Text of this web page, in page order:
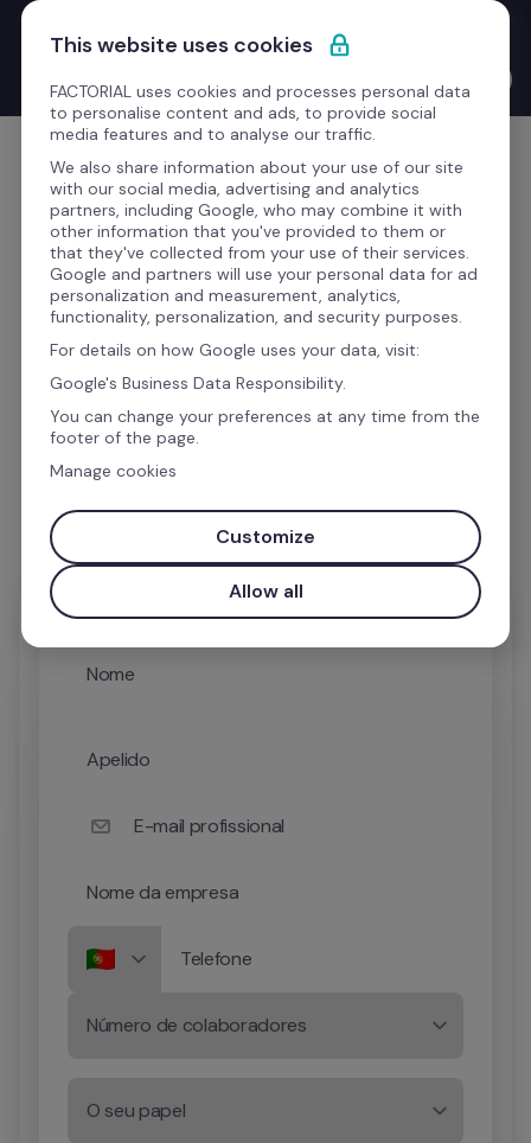
Saltar para o conteúdo
Novo Product Launches with the CEO: o Bernat Farrero
finalmente fala a tua língua. Literalmente — graças à IA.
Comece grátis
Gostaria de saber mais
sobre esta integração?
Preencha o formulário para receber todas as
informações desta integração, e melhore a
eficiência da sua empresa com a Factorial.
Nome
Apelido
E-mail profissional
Nome da empresa
Telefone
Número de colaboradores
O seu papel
This website uses cookies
FACTORIAL uses cookies and processes personal data
to personalise content and ads, to provide social
media features and to analyse our traffic.
We also share information about your use of our site
with our social media, advertising and analytics
partners, including Google, who may combine it with
other information that you've provided to them or
that they've collected from your use of their services.
Google and partners will use your personal data for ad
personalization and measurement, analytics,
functionality, personalization, and security purposes.
For details on how Google uses your data, visit:
Google's Business Data Responsibility.
You can change your preferences at any time from the
footer of the page.
Manage cookies
Customize
Allow all